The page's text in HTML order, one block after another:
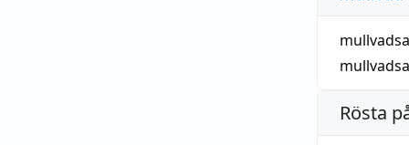
mole
mulwerf);
plural på
Rösta